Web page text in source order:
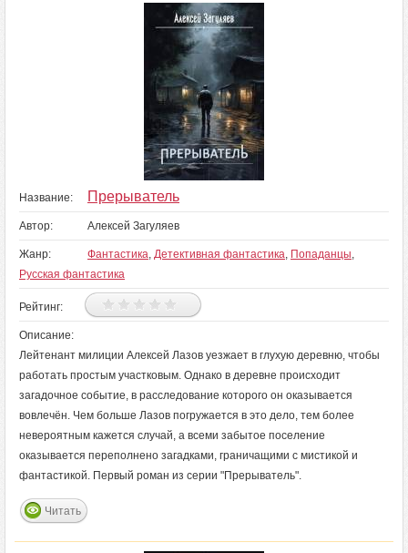
Название: Прерыватель
Автор: Алексей Загуляев
Жанр: Фантастика, Детективная фантастика, Попаданцы,
Русская фантастика
Рейтинг:
Описание:
Лейтенант милиции Алексей Лазов уезжает в глухую деревню, чтобы
работать простым участковым. Однако в деревне происходит
загадочное событие, в расследование которого он оказывается
вовлечён. Чем больше Лазов погружается в это дело, тем более
невероятным кажется случай, а всеми забытое поселение
оказывается переполнено загадками, граничащими с мистикой и
фантастикой. Первый роман из серии "Прерыватель".
Читать